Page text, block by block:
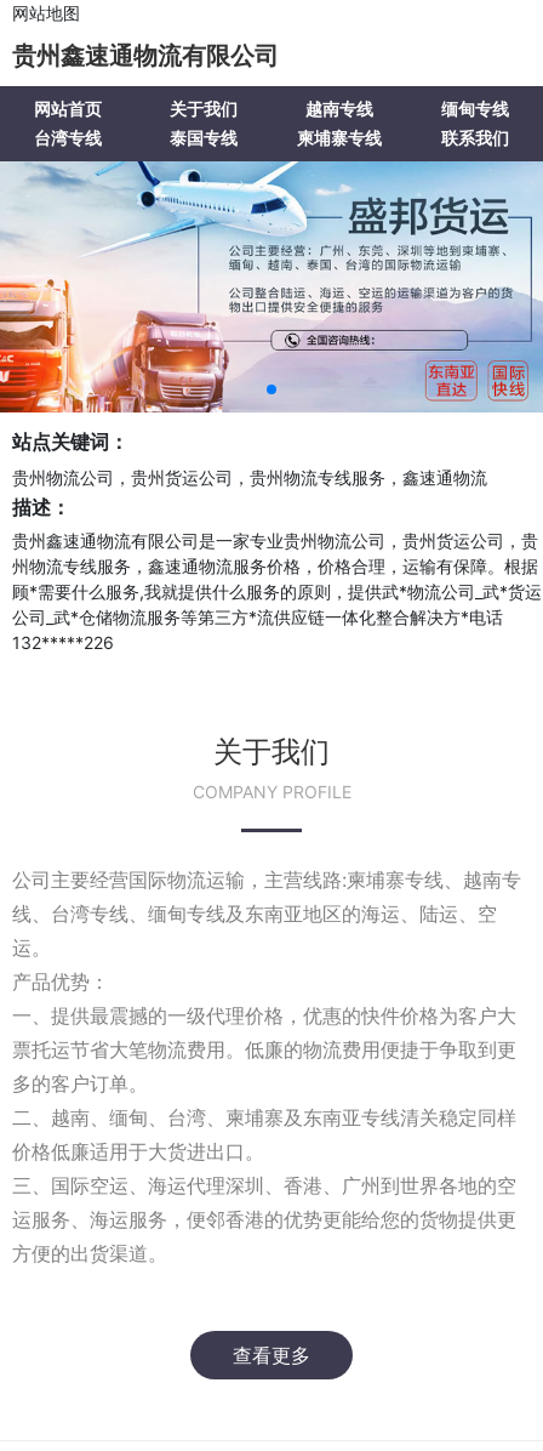
网站地图
贵州鑫速通物流有限公司
网站首页 关于我们 越南专线
缅甸专线
台湾专线
泰国专线 柬埔寨专线 联系我们
站点关键词：
贵州物流公司，贵州货运公司，贵州物流专线服务，鑫速通物流
描述：
贵州鑫速通物流有限公司是一家专业贵州物流公司，贵州货运公司，贵
州物流专线服务，鑫速通物流服务价格，价格合理，运输有保障。根据
顾*需要什么服务,我就提供什么服务的原则，提供武*物流公司_武*货运
公司_武*仓储物流服务等第三方*流供应链一体化整合解决方*电话
132*****226
关于我们
COMPANY PROFILE
公司主要经营国际物流运输，主营线路:柬埔寨专线、越南专
线、台湾专线、缅甸专线及东南亚地区的海运、陆运、空
运。
产品优势：
一、提供最震撼的一级代理价格，优惠的快件价格为客户大
票托运节省大笔物流费用。低廉的物流费用便捷于争取到更
多的客户订单。
二、越南、缅甸、台湾、柬埔寨及东南亚专线清关稳定同样
价格低廉适用于大货进出口。
三、国际空运、海运代理深圳、香港、广州到世界各地的空
运服务、海运服务，便邻香港的优势更能给您的货物提供更
方便的出货渠道。
查看更多